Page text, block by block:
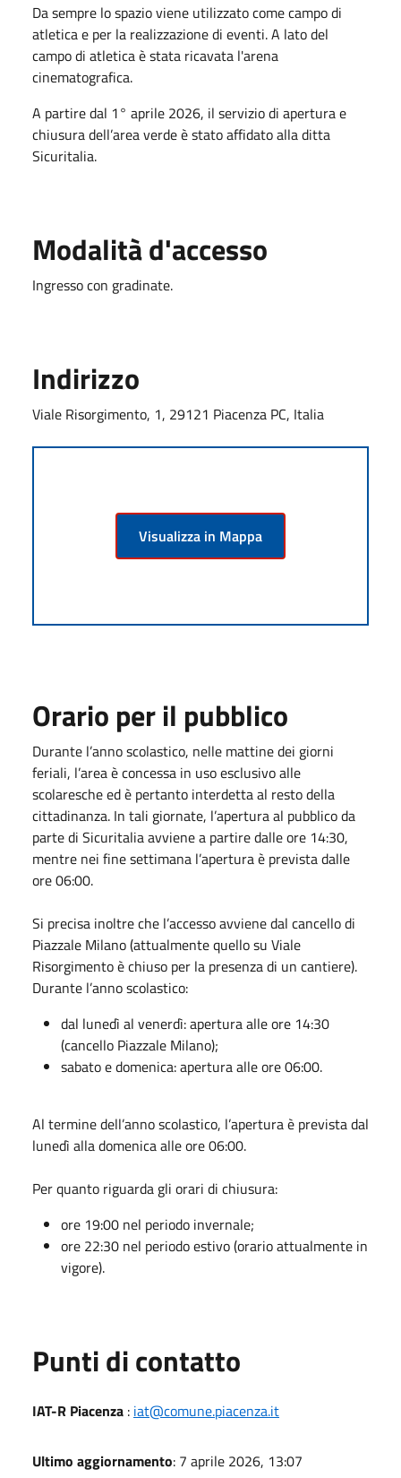
Da sempre lo spazio viene utilizzato come campo di
atletica e per la realizzazione di eventi. A lato del
campo di atletica è stata ricavata l'arena
cinematografica.
A partire dal 1° aprile 2026, il servizio di apertura e
chiusura dell’area verde è stato affidato alla ditta
Sicuritalia.
Modalità d'accesso
Ingresso con gradinate.
Indirizzo
Viale Risorgimento, 1, 29121 Piacenza PC, Italia
Visualizza in Mappa
Orario per il pubblico
Durante l’anno scolastico, nelle mattine dei giorni
feriali, l’area è concessa in uso esclusivo alle
scolaresche ed è pertanto interdetta al resto della
cittadinanza. In tali giornate, l’apertura al pubblico da
parte di Sicuritalia avviene a partire dalle ore 14:30,
mentre nei fine settimana l’apertura è prevista dalle
ore 06:00.
Si precisa inoltre che l’accesso avviene dal cancello di
Piazzale Milano (attualmente quello su Viale
Risorgimento è chiuso per la presenza di un cantiere).
Durante l’anno scolastico:
dal lunedì al venerdì: apertura alle ore 14:30
(cancello Piazzale Milano);
sabato e domenica: apertura alle ore 06:00.
Al termine dell’anno scolastico, l’apertura è prevista dal
lunedì alla domenica alle ore 06:00.
Per quanto riguarda gli orari di chiusura:
ore 19:00 nel periodo invernale;
ore 22:30 nel periodo estivo (orario attualmente in
vigore).
Punti di contatto
IAT-R Piacenza : iat@comune.piacenza.it
Ultimo aggiornamento: 7 aprile 2026, 13:07